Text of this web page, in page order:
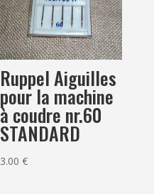
Ruppel Aiguilles
pour la machine
à coudre nr.60
STANDARD
3.00€